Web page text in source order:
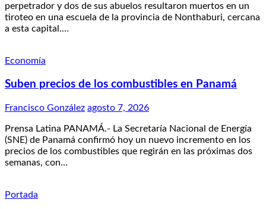
perpetrador y dos de sus abuelos resultaron muertos en un
tiroteo en una escuela de la provincia de Nonthaburi, cercana
a esta capital.…
Economía
Suben precios de los combustibles en Panamá
Francisco González agosto 7, 2026
Prensa Latina PANAMÁ.- La Secretaría Nacional de Energía
(SNE) de Panamá confirmó hoy un nuevo incremento en los
precios de los combustibles que regirán en las próximas dos
semanas, con…
Portada